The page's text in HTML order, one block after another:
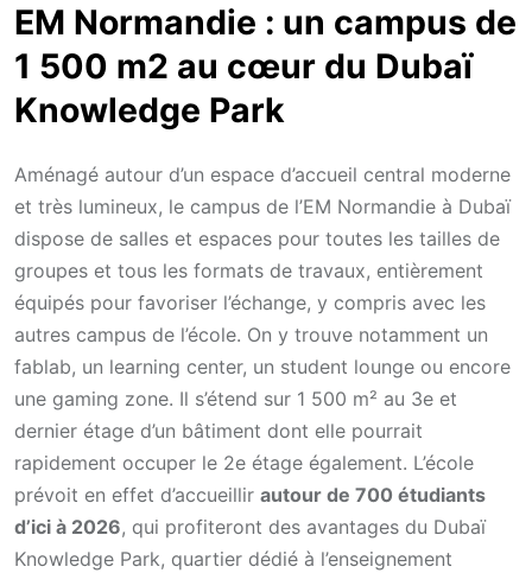
EM Normandie : un campus de
1 500 m2 au cœur du Dubaï
Knowledge Park
Aménagé autour d’un espace d’accueil central moderne
et très lumineux, le campus de l’EM Normandie à Dubaï
dispose de salles et espaces pour toutes les tailles de
groupes et tous les formats de travaux, entièrement
équipés pour favoriser l’échange, y compris avec les
autres campus de l’école. On y trouve notamment un
fablab, un learning center, un student lounge ou encore
une gaming zone. Il s’étend sur 1 500 m² au 3e et
dernier étage d’un bâtiment dont elle pourrait
rapidement occuper le 2e étage également. L’école
prévoit en effet d’accueillir autour de 700 étudiants
d’ici à 2026, qui profiteront des avantages du Dubaï
Knowledge Park, quartier dédié à l’enseignement